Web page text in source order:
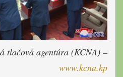
tlačová agentúra (KCNA) –
www.kcna.kp